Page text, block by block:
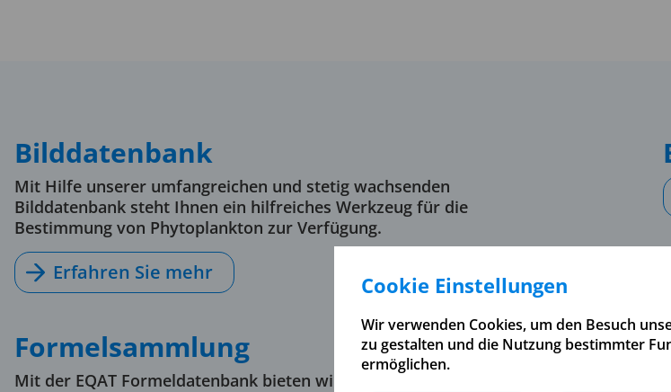
Bilddaten­bank
Mit Hilfe unserer umfangreichen und stetig wachsenden
Bilddatenbank steht Ihnen ein hilfreiches Werkzeug für die
Bestimmung von Phytoplankton zur Verfügung.
Erfahren Sie mehr
Formelsammlung
Mit der EQAT Formeldatenbank bieten wir Ihnen eine auf die
Cookie Einstellungen
Wir verwenden Cookies, um den Besuch
zu gestalten und die Nutzung bestimmter
ermöglichen.